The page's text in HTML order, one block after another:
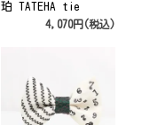
珀 TATEHA tie
4,070円(税込)